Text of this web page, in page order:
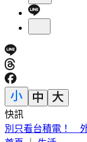
快訊
白海豚暴風圈縮小